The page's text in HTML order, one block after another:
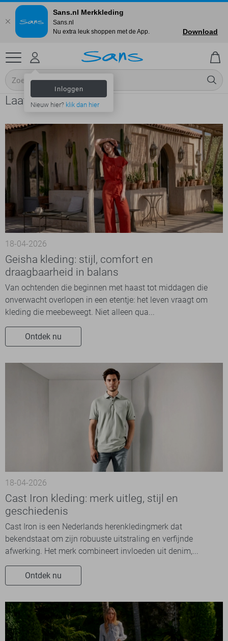
Inloggen
Nieuw hier? klik dan hier
Laat je inspireren
18-04-2026
Geisha kleding: stijl, comfort en
draagbaarheid in balans
Van ochtenden die beginnen met haast tot middagen die
onverwacht overlopen in een etentje: het leven vraagt om
kleding die meebeweegt. Niet alleen qua...
Ontdek nu
18-04-2026
Cast Iron kleding: merk uitleg, stijl en
geschiedenis
Cast Iron is een Nederlands herenkledingmerk dat
bekendstaat om zijn robuuste uitstraling en verfijnde
afwerking. Het merk combineert invloeden uit denim,...
Ontdek nu
Sans.nl Merkkleding
Sans.nl
Nu extra leuk shoppen met de App.
Download